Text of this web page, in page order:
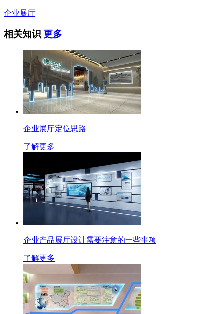
企业展厅
相关知识 更多
企业展厅定位思路
了解更多
企业产品展厅设计需要注意的一些事项
了解更多